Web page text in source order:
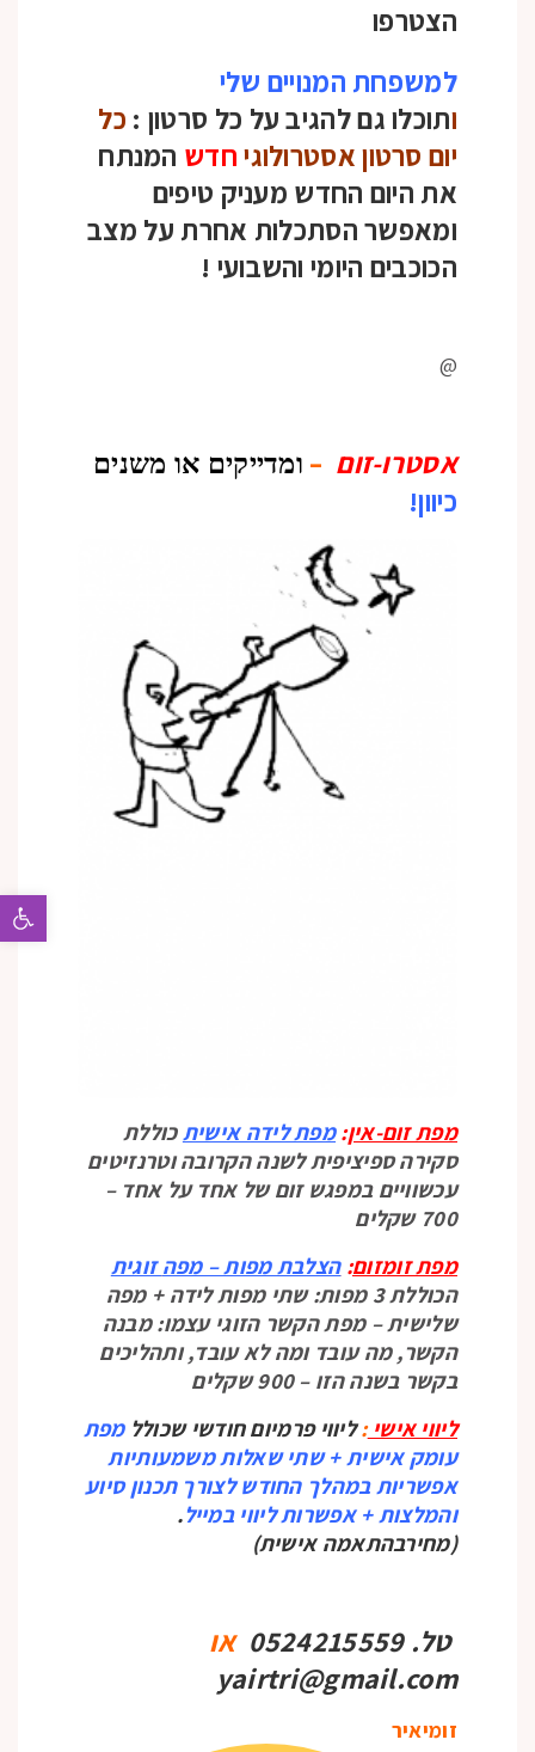
הצטרפו
למשפחת המנויים שלי
ותוכלו גם להגיב על כל סרטון : כל
יום סרטון אסטרולוגיחדש המנתח
את היום החדש מעניק טיפים
ומאפשר הסתכלות אחרת על מצב
הכוכבים היומי והשבועי !
@
אסטרו-זום – ומדייקים או משנים
כיוון!
מפת זום-אין:מפת לידה אישיתכוללת
סקירה ספיציפית לשנה הקרובה וטרנזיטים
עכשוויים במפגש זום של אחד על אחד –
700 שקלים
מפת זומזום:הצלבת מפות – מפהזוגית
הכוללת 3 מפות: שתי מפות לידה + מפה
שלישית – מפת הקשר הזוגי עצמו: מבנה
הקשר, מה עובד ומה לא עובד, ותהליכים
בקשר בשנה הזו – 900 שקלים
ליווי אישי:ליווי פרמיום חודשי שכוללמפת
עומק אישית + שתי שאלות משמעותיות
אפשריות במהלך החודש לצורך תכנון סיוע
והמלצות + אפשרות ליווי במייל.
(מחירבהתאמה אישית)
טל. 0524215559
או
yairtri@gmail.com
זומיאיר